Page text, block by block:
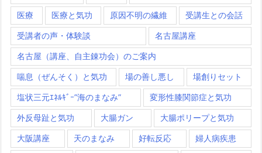
医療 医療と気功 原因不明の繊維 受講生との会話
受講者の声・体験談 名古屋講座
名古屋（講座、自主錬功会）のご案内
喘息（ぜんそく）と気功 場の善し悪し 場創りセット
塩状三元ｴﾈﾙｷﾞｰ”海のまなみ” 変形性膝関節症と気功
外反母趾と気功 大腸ガン 大腸ポリープと気功
大阪講座 天のまなみ 好転反応 婦人病疾患